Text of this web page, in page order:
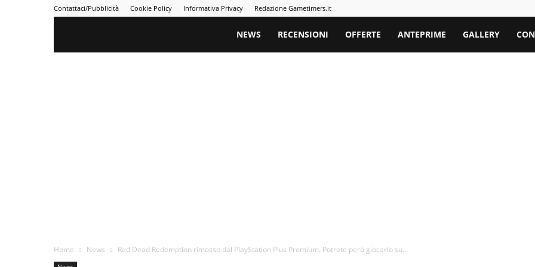
Contattaci/Pubblicità Cookie Policy Informativa Privacy Redazione Gametimers.it
Gametimers
NEWS RECENSIONI OFFERTE ANTEPRIME GALLERY
Home News Red Dead Redemption rimosso dal PlayStation Plus Premium. Potrete però giocarlo su...